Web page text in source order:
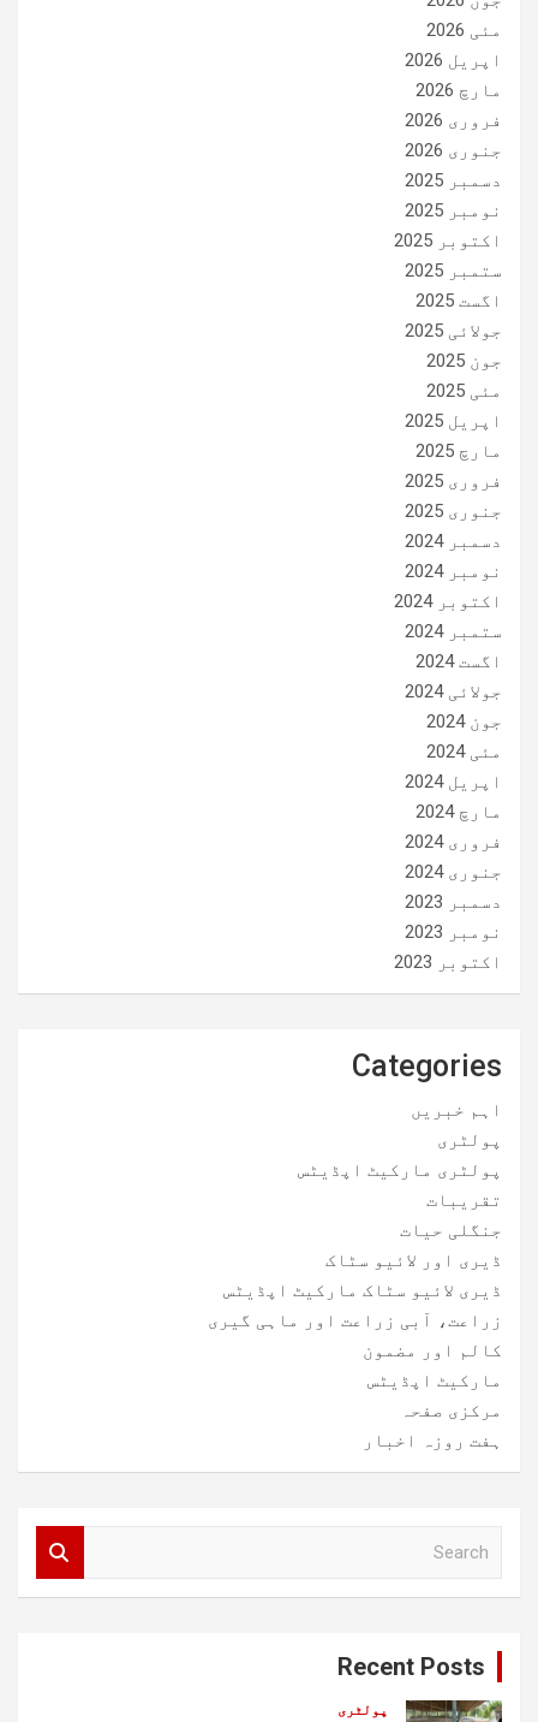
مئی 2026
اپریل 2026
مارچ 2026
فروری 2026
جنوری 2026
دسمبر 2025
نومبر 2025
اکتوبر 2025
ستمبر 2025
اگست 2025
جولائی 2025
جون 2025
مئی 2025
اپریل 2025
مارچ 2025
فروری 2025
جنوری 2025
دسمبر 2024
نومبر 2024
اکتوبر 2024
ستمبر 2024
اگست 2024
جولائی 2024
جون 2024
مئی 2024
اپریل 2024
مارچ 2024
فروری 2024
جنوری 2024
دسمبر 2023
نومبر 2023
اکتوبر 2023
Categories
اہم خبریں
پولٹری
پولٹری مارکیٹ اپڈیٹس
تقریبات
جنگلی حیات
ڈیری اور لائیو سٹاک
ڈیری لائیو سٹاک مارکیٹ اپڈیٹس
زراعت، آبی زراعت اور ماہی گیری
کالم اور مضمون
مارکیٹ اپڈیٹس
مرکزی صفحہ
ہفت روزہ اخبار
Recent Posts
پولٹری